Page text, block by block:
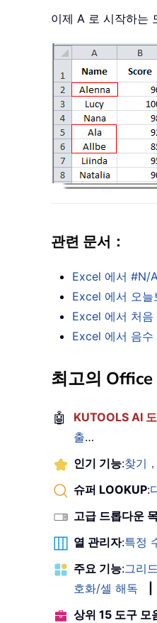
이제 A 로 시작하는
관련 문서：
Excel 에서 #N/
Excel 에서 오늘
Excel 에서 처음
Excel 에서 음수
최고의
🤖 KUTOOLS AI
출…
인기 기능:찾기
슈퍼 LOOKUP:
고급 드롭다운
열 관리자:특정
주요 기능:그리
호화/셀 해독
상위 15 도구 모